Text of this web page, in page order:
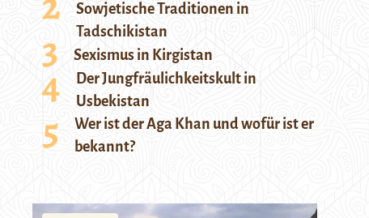
Sowjetische Traditionen in
Tadschikistan
Sexismus in Kirgistan
Der Jungfräulichkeitskult in
Usbekistan
Wer ist der Aga Khan und wofür ist er
bekannt?